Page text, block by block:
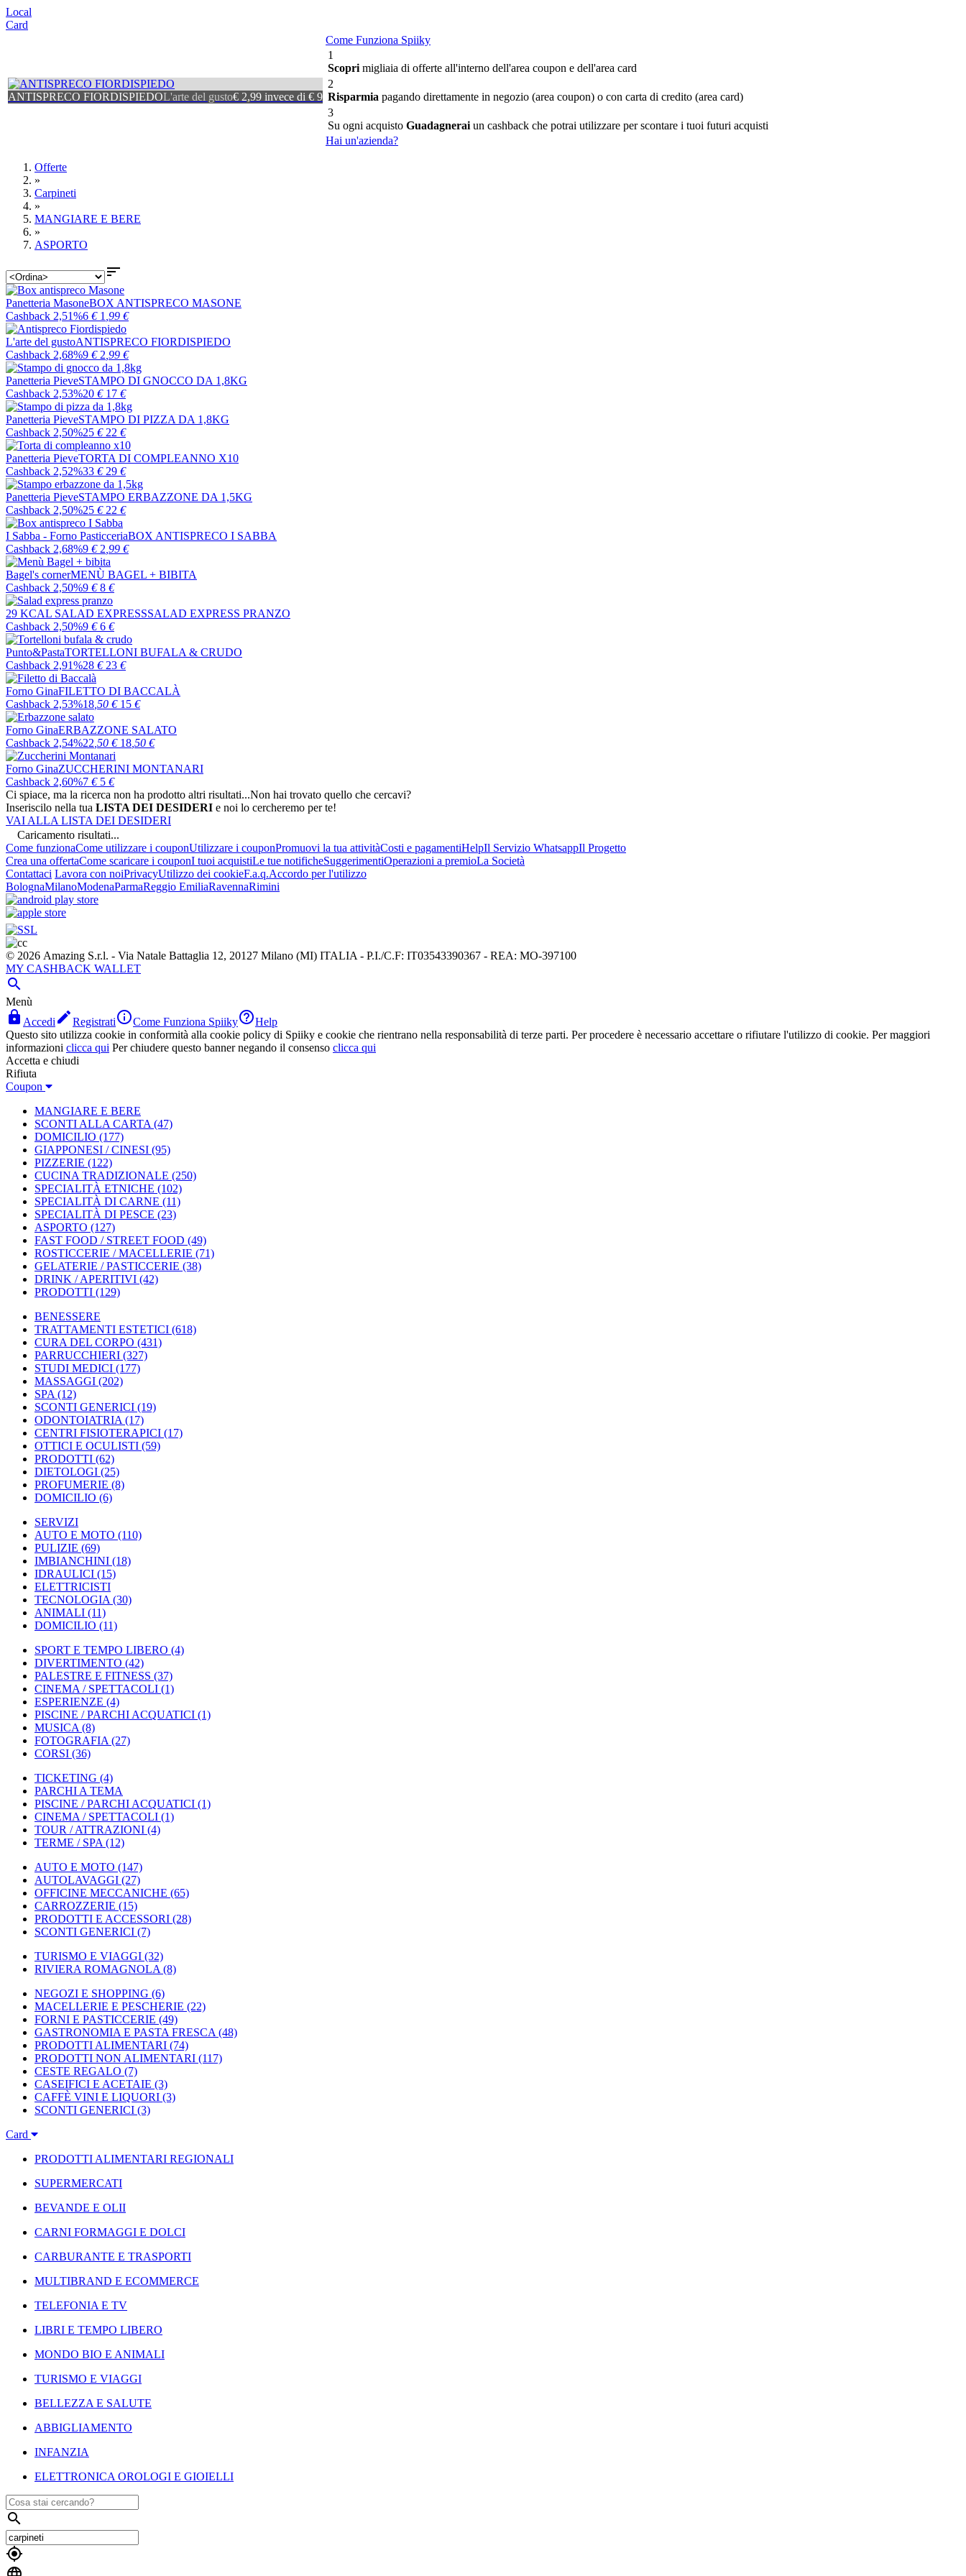
Local
Card
ANTISPRECO FIORDISPIEDOL'arte del gusto€ 2,99 invece di € 9
Come Funziona Spiiky
1
Scopri migliaia di offerte all'interno dell'area coupon e dell'area card
2
Risparmia pagando direttamente in negozio (area coupon) o con carta di credito (area card)
3
Su ogni acquisto Guadagnerai un cashback che potrai utilizzare per scontare i tuoi futuri acquisti
Hai un'azienda?
Offerte
»
Carpineti
»
MANGIARE E BERE
»
ASPORTO

Panetteria MasoneBOX ANTISPRECO MASONE
Cashback 2,51%6 € 1 ,99 €
L'arte del gustoANTISPRECO FIORDISPIEDO
Cashback 2,68%9 € 2 ,99 €
Panetteria PieveSTAMPO DI GNOCCO DA 1,8KG
Cashback 2,53%20 € 17 €
Panetteria PieveSTAMPO DI PIZZA DA 1,8KG
Cashback 2,50%25 € 22 €
Panetteria PieveTORTA DI COMPLEANNO X10
Cashback 2,52%33 € 29 €
Panetteria PieveSTAMPO ERBAZZONE DA 1,5KG
Cashback 2,50%25 € 22 €
I Sabba - Forno PasticceriaBOX ANTISPRECO I SABBA
Cashback 2,68%9 € 2 ,99 €
Bagel's cornerMENÙ BAGEL + BIBITA
Cashback 2,50%9 € 8 €
29 KCAL SALAD EXPRESSSALAD EXPRESS PRANZO
Cashback 2,50%9 € 6 €
Punto&PastaTORTELLONI BUFALA & CRUDO
Cashback 2,91%28 € 23 €
Forno GinaFILETTO DI BACCALÀ
Cashback 2,53%18 ,50 € 15 €
Forno GinaERBAZZONE SALATO
Cashback 2,54%22 ,50 € 18 ,50 €
Forno GinaZUCCHERINI MONTANARI
Cashback 2,60%7 € 5 €
Ci spiace, ma la ricerca non ha prodotto altri risultati...Non hai trovato quello che cercavi?
Inseriscilo nella tua LISTA DEI DESIDERI e noi lo cercheremo per te!
VAI ALLA LISTA DEI DESIDERI
Caricamento risultati...
Come funzionaCome utilizzare i couponUtilizzare i couponPromuovi la tua attivitàCosti e pagamentiHelpIl Servizio WhatsappIl Progetto
Crea una offertaCome scaricare i couponI tuoi acquistiLe tue notificheSuggerimentiOperazioni a premioLa Società
Contattaci Lavora con noiPrivacyUtilizzo dei cookieF.a.q.Accordo per l'utilizzo
BolognaMilanoModenaParmaReggio EmiliaRavennaRimini
© 2026 Amazing S.r.l. - Via Natale Battaglia 12, 20127 Milano (MI) ITALIA - P.I./C.F: IT03543390367 - REA: MO-397100
MY CASHBACK WALLET

Menù
 Accedi RegistratiCome Funziona SpiikyHelp
Questo sito utilizza cookie in conformità alla cookie policy di Spiiky e cookie che rientrano nella responsabilità di terze parti. Per procedere è necessario accettare o rifiutare l'utilizzo di cookie. Per maggiori
informazioni clicca qui Per chiudere questo banner negando il consenso clicca qui
Accetta e chiudi
Rifiuta
Coupon
MANGIARE E BERE
SCONTI ALLA CARTA (47)
DOMICILIO (177)
GIAPPONESI / CINESI (95)
PIZZERIE (122)
CUCINA TRADIZIONALE (250)
SPECIALITÀ ETNICHE (102)
SPECIALITÀ DI CARNE (11)
SPECIALITÀ DI PESCE (23)
ASPORTO (127)
FAST FOOD / STREET FOOD (49)
ROSTICCERIE / MACELLERIE (71)
GELATERIE / PASTICCERIE (38)
DRINK / APERITIVI (42)
PRODOTTI (129)
BENESSERE
TRATTAMENTI ESTETICI (618)
CURA DEL CORPO (431)
PARRUCCHIERI (327)
STUDI MEDICI (177)
MASSAGGI (202)
SPA (12)
SCONTI GENERICI (19)
ODONTOIATRIA (17)
CENTRI FISIOTERAPICI (17)
OTTICI E OCULISTI (59)
PRODOTTI (62)
DIETOLOGI (25)
PROFUMERIE (8)
DOMICILIO (6)
SERVIZI
AUTO E MOTO (110)
PULIZIE (69)
IMBIANCHINI (18)
IDRAULICI (15)
ELETTRICISTI
TECNOLOGIA (30)
ANIMALI (11)
DOMICILIO (11)
SPORT E TEMPO LIBERO (4)
DIVERTIMENTO (42)
PALESTRE E FITNESS (37)
CINEMA / SPETTACOLI (1)
ESPERIENZE (4)
PISCINE / PARCHI ACQUATICI (1)
MUSICA (8)
FOTOGRAFIA (27)
CORSI (36)
TICKETING (4)
PARCHI A TEMA
PISCINE / PARCHI ACQUATICI (1)
CINEMA / SPETTACOLI (1)
TOUR / ATTRAZIONI (4)
TERME / SPA (12)
AUTO E MOTO (147)
AUTOLAVAGGI (27)
OFFICINE MECCANICHE (65)
CARROZZERIE (15)
PRODOTTI E ACCESSORI (28)
SCONTI GENERICI (7)
TURISMO E VIAGGI (32)
RIVIERA ROMAGNOLA (8)
NEGOZI E SHOPPING (6)
MACELLERIE E PESCHERIE (22)
FORNI E PASTICCERIE (49)
GASTRONOMIA E PASTA FRESCA (48)
PRODOTTI ALIMENTARI (74)
PRODOTTI NON ALIMENTARI (117)
CESTE REGALO (7)
CASEIFICI E ACETAIE (3)
CAFFÈ VINI E LIQUORI (3)
SCONTI GENERICI (3)
Card
PRODOTTI ALIMENTARI REGIONALI
SUPERMERCATI
BEVANDE E OLII
CARNI FORMAGGI E DOLCI
CARBURANTE E TRASPORTI
MULTIBRAND E ECOMMERCE
TELEFONIA E TV
LIBRI E TEMPO LIBERO
MONDO BIO E ANIMALI
TURISMO E VIAGGI
BELLEZZA E SALUTE
ABBIGLIAMENTO
INFANZIA
ELETTRONICA OROLOGI E GIOIELLI

